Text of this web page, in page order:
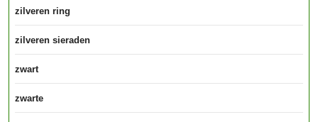
zilveren ring
zilveren sieraden
zwart
zwarte